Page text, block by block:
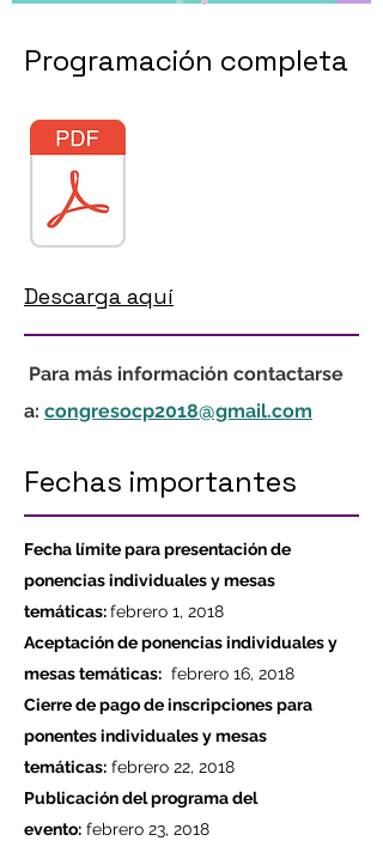
Programación completa
Descarga aquí
Para más información contactarse
a: congresocp2018@gmail.com
Fechas importantes
Fecha límite para presentación de
ponencias individuales y mesas
temáticas:febrero 1, 2018
Aceptación de ponencias individuales y
mesas temáticas: febrero 16, 2018
Cierre de pago de inscripciones para
ponentes individuales y mesas
temáticas: febrero 22, 2018
Publicación del programa del
evento: febrero 23, 2018